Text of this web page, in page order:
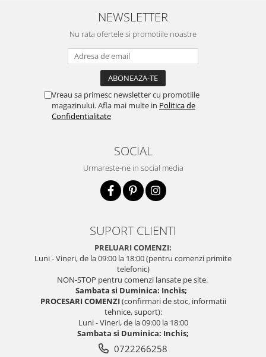
NEWSLETTER
Nu rata ofertele si promotiile noastre
Vreau sa primesc newsletter cu promotiile
magazinului. Afla mai multe in Politica de
Confidentialitate
SOCIAL
Urmareste-ne in social media
SUPORT CLIENTI
PRELUARI COMENZI:
Luni - Vineri, de la 09:00 la 18:00 (pentru comenzi primite
telefonic)
NON-STOP pentru comenzi lansate pe site.
Sambata si Duminica: Inchis;
PROCESARI COMENZI(confirmari de stoc, informatii
tehnice, suport):
Luni - Vineri, de la 09:00 la 18:00
Sambata si Duminica: Inchis;
0722266258